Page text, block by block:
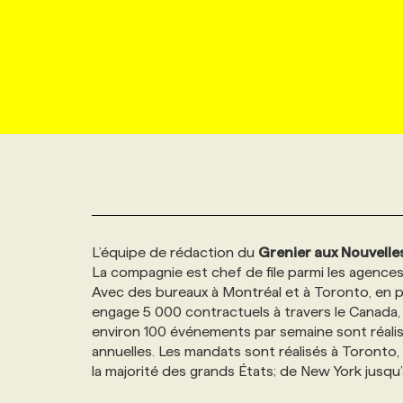
PRIX ET DISTINCTIONS
TENDANCES
GEO/SEO
ÉVÉNEMENTIEL
NOS AUTEUR‧RICES
FAQ
ANNONCEZ AVEC NOUS
FORMATIONS PERSONNALISÉES
NOS FORMATEUR‧RICES
POURQUOI CHOISIR NOS FORMATIONS
NOS TARIFS
NOS EXPERTISES
L’équipe de rédaction du Grenier aux
La compagnie est chef de file parmi les
Avec des bureaux à Montréal et à Toronto, en
engage 5 000 contractuels à travers le
environ 100 événements par semaine sont
annuelles. Les mandats sont réalisés à
la majorité des grands États; de New York